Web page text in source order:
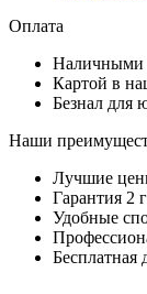
Оплата
Наличными
Картой в
Безнал для
Наши
Лучшие
Гарантия 2
Удобные
Бесплатная